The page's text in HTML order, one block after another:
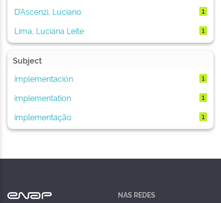
D’Ascenzi, Luciano 1
Lima, Luciana Leite 1
Subject
implementación
1
implementation 1
implementação 1
NAS REDES